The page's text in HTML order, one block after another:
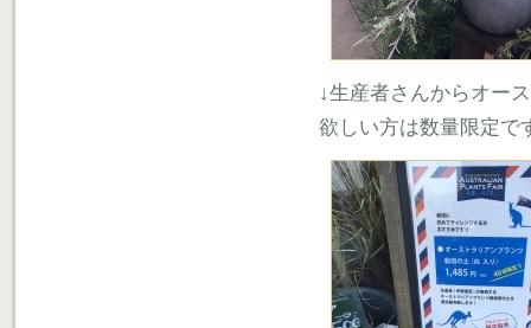
↓生産者さんからオー
欲しい方は数量限定で